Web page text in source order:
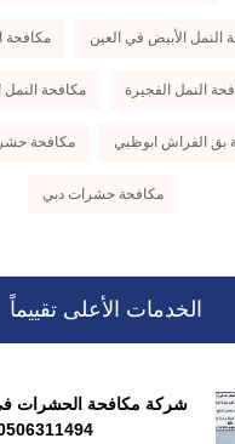
النمل الأبيض في العين مكافحة
النمل الفجيرة مكافحة
بق الفراش ابوظبي مكافحة
مكافحة حشرات دبي
الخدمات الأعلى تقييماً
شركة مكافحة الحشرات